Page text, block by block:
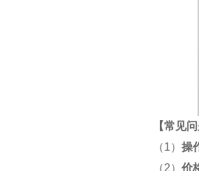
【常见
（1） 操
（2） 价